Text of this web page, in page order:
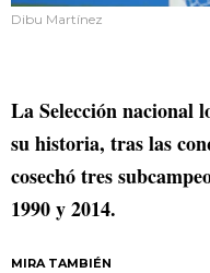
Dibu Martínez
La Selección nacional
su historia, tras las
cosechó tres
1990 y 2014.
MIRA TAMBIÉN